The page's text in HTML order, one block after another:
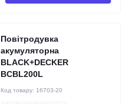
Повітродувка
акумуляторна
BLACK+DECKER
BCBL200L
Код товару: 16703-20